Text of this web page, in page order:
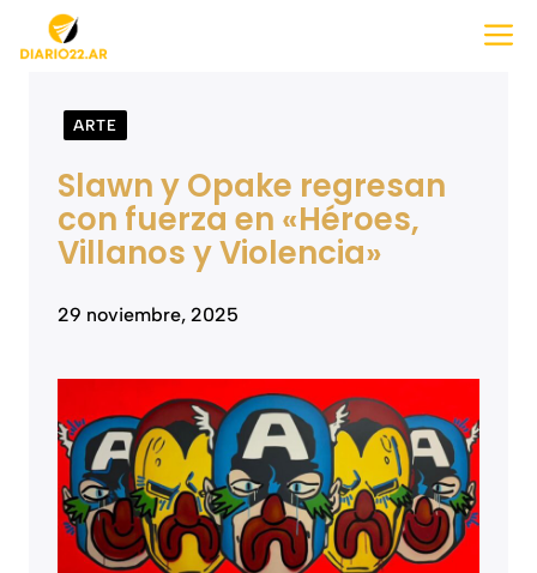
Saltar
ARTE
Slawn y Opake regresan
con fuerza en «Héroes,
Villanos y Violencia»
29 noviembre, 2025